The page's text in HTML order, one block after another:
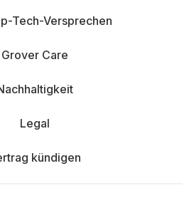
Tech-Versprechen
Grover Care
Legal
kündigen